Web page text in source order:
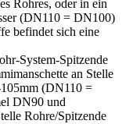
Rohres, oder in ein
(DN110 = DN100)
befindet sich eine
System-Spitzende
an Stelle
(DN110 =
DN90 und
Rohre/Spitzende